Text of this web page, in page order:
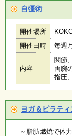
品
）
自彊術
開催場所
開催日時
毎週
内容
関節
両腕
指圧
ヨガ＆ピラティ
～脂肪燃焼で体